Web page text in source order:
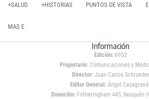
+SALUD +HISTORIAS PUNTOS DE VISTA
MAS E
Información
Edición: 6952
Propietario:Comunicaciones y
Director: Juan Carlos Schroeder
Editor General:Ángel
Domicilio:Fotheringham 445, Neuquén